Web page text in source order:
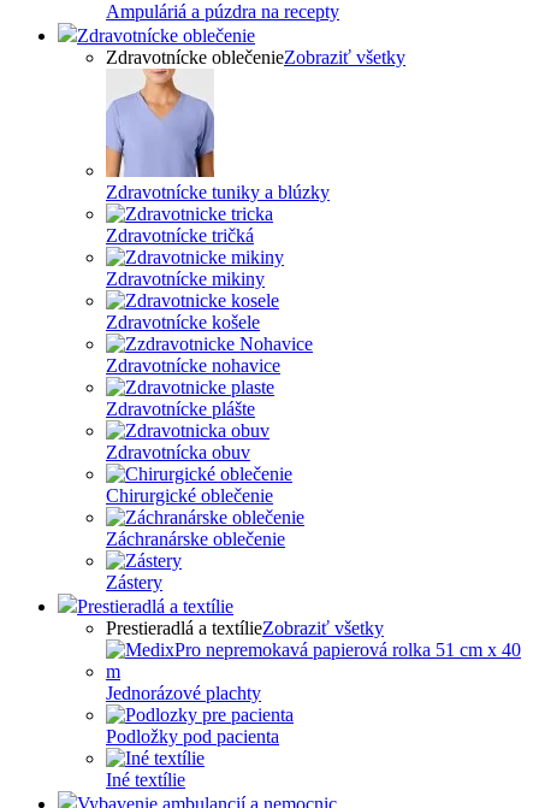
Ampuláriá a púzdra na recepty
Zdravotnícke oblečenie
Zdravotnícke oblečenieZobraziť všetky
Zdravotnícke tuniky a blúzky
Zdravotnícke tričká
Zdravotnícke mikiny
Zdravotnícke košele
Zdravotnícke nohavice
Zdravotnícke plášte
Zdravotnícka obuv
Chirurgické oblečenie
Záchranárske oblečenie
Zástery
Prestieradlá a textílie
Prestieradlá a textílieZobraziť všetky
Jednorázové plachty
Podložky pod pacienta
Iné textílie
Vybavenie ambulancií a nemocnic